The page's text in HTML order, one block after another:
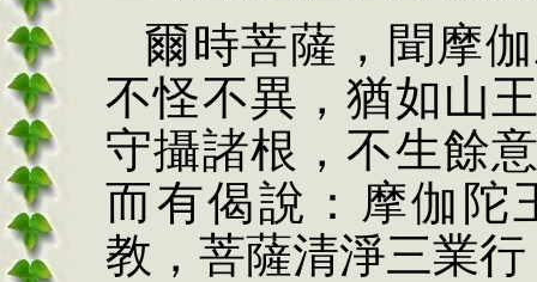
爾時菩薩，聞摩
不怪不異，猶如山
守攝諸根，不生餘
而有偈說：摩伽陀
教，菩薩清淨三業